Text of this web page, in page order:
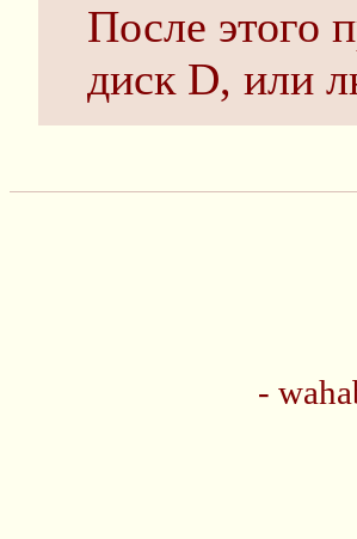
После этого
диск D, или
-